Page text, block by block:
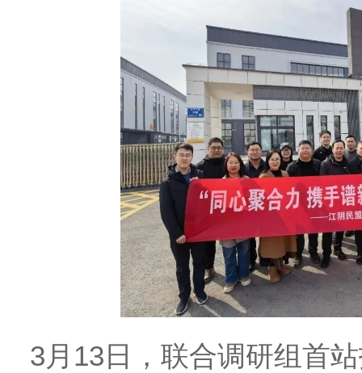
3 月 13日，联合调研组首